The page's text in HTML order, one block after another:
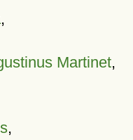
,
Martinet,
,